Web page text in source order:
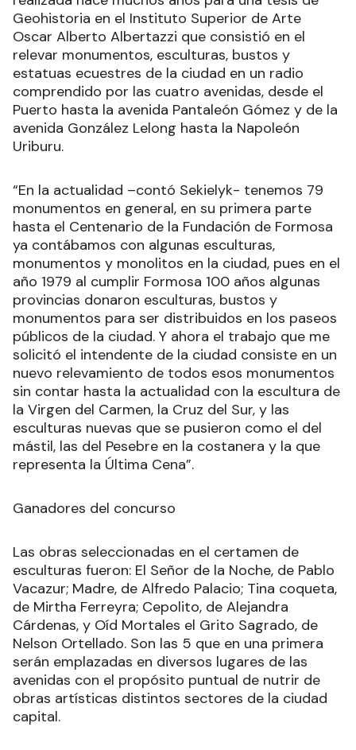
Geohistoria en el Instituto Superior de Arte
Oscar Alberto Albertazzi que consistió en el
relevar monumentos, esculturas, bustos y
estatuas ecuestres de la ciudad en un radio
comprendido por las cuatro avenidas, desde el
Puerto hasta la avenida Pantaleón Gómez y de la
avenida González Lelong hasta la Napoleón
Uriburu.
“En la actualidad –contó Sekielyk- tenemos 79
monumentos en general, en su primera parte
hasta el Centenario de la Fundación de Formosa
ya contábamos con algunas esculturas,
monumentos y monolitos en la ciudad, pues en el
año 1979 al cumplir Formosa 100 años algunas
provincias donaron esculturas, bustos y
monumentos para ser distribuidos en los paseos
públicos de la ciudad. Y ahora el trabajo que me
solicitó el intendente de la ciudad consiste en un
nuevo relevamiento de todos esos monumentos
sin contar hasta la actualidad con la escultura de
la Virgen del Carmen, la Cruz del Sur, y las
esculturas nuevas que se pusieron como el del
mástil, las del Pesebre en la costanera y la que
representa la Última Cena”.
Ganadores del concurso
Las obras seleccionadas en el certamen de
esculturas fueron: El Señor de la Noche, de Pablo
Vacazur; Madre, de Alfredo Palacio; Tina coqueta,
de Mirtha Ferreyra; Cepolito, de Alejandra
Cárdenas, y Oíd Mortales el Grito Sagrado, de
Nelson Ortellado. Son las 5 que en una primera
serán emplazadas en diversos lugares de las
avenidas con el propósito puntual de nutrir de
obras artísticas distintos sectores de la ciudad
capital.